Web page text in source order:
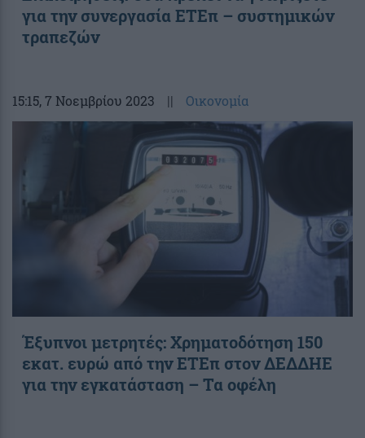
για την συνεργασία ΕΤΕπ – συστημικών
τραπεζών
15:15, 7 Νοεμβρίου 2023 || Οικονομία
Έξυπνοι μετρητές: Χρηματοδότηση 150
εκατ. ευρώ από την ΕΤΕπ στον ΔΕΔΔΗΕ
για την εγκατάσταση – Τα οφέλη